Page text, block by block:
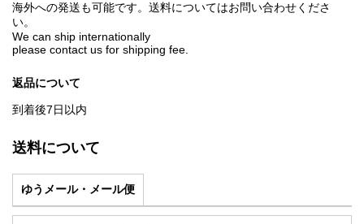
海外への発送も可能です。送料についてはお問い合わせくださ
い。
We can ship internationally
please contact us for shipping fee.
返品について
到着後7日以内
送料について
ゆうメール・メール便